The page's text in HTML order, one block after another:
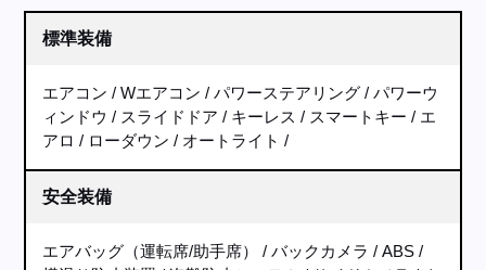
標準装備
エアコン Wエアコン パワーステアリング
パワーウ
ィンドウ
スライドドア キーレス スマートキー
エ
アロ
ローダウン オートライト
安全装備
エアバッグ（運転席/助手席） バックカメラ
ABS